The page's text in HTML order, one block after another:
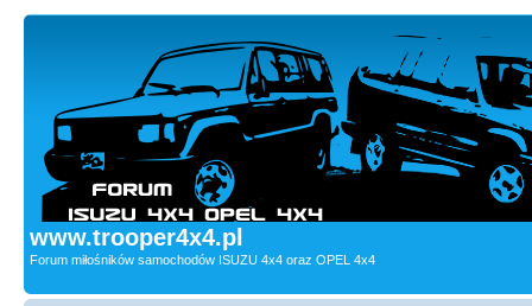
www.trooper4x4.pl
Forum miłośników samochodów ISUZU 4x4 oraz OPEL 4x4